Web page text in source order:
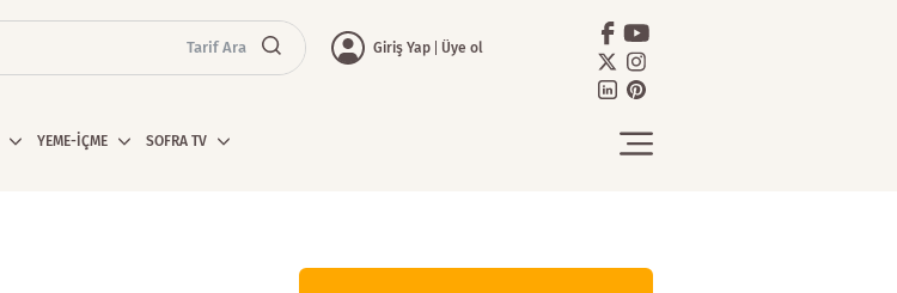
Tarif Ara Giriş Yap Üye ol
YEME-İÇME SOFRA TV